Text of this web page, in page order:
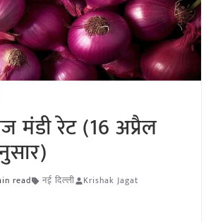
मंडी रेट (16 अप्रैल
read नई दिल्ली Krishak Jagat